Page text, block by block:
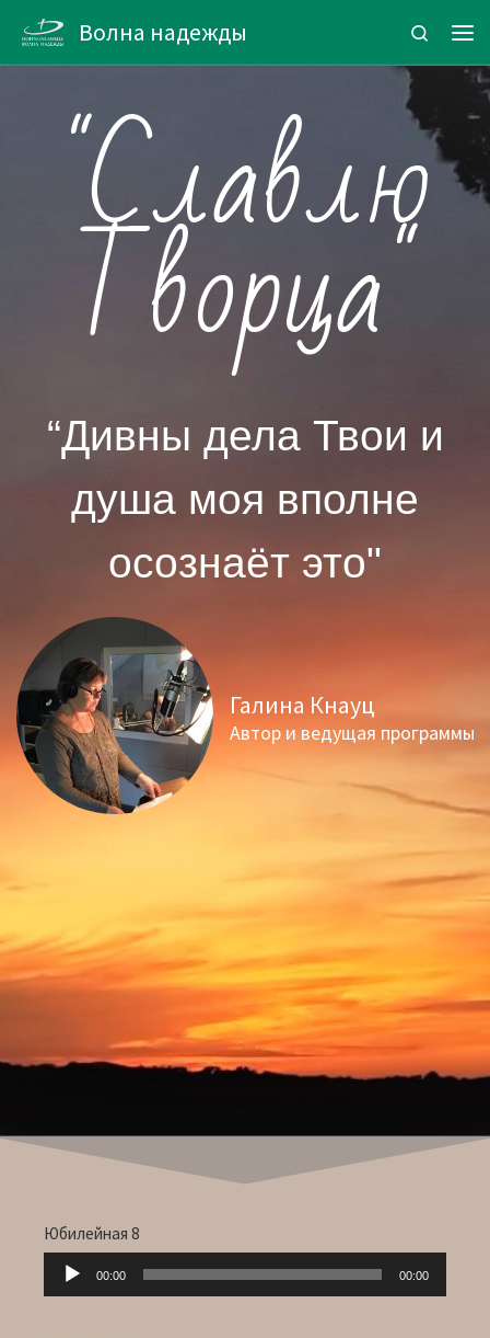
Zum Inhalt springen
Волна надежды Search
"Славлю
Творца"
“Дивны дела Твои и
душа моя вполне
осознаёт это"
Галина Кнауц
Автор и ведущая программы
Юбилейная 8
Audio-
Player
00:00 00:00